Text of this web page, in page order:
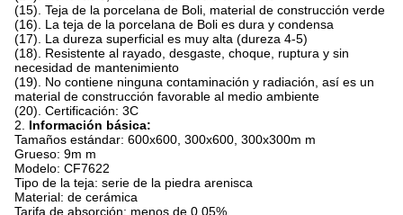
(15). Teja de la porcelana de Boli, material de construcción verde
(16). La teja de la porcelana de Boli es dura y condensa
(17). La dureza superficial es muy alta (dureza 4-5)
(18). Resistente al rayado, desgaste, choque, ruptura y sin
necesidad de mantenimiento
(19). No contiene ninguna contaminación y radiación, así es un
material de construcción favorable al medio ambiente
(20). Certificación: 3C
2. Información básica:
Tamaños estándar: 600x600, 300x600, 300x300m m
Grueso: 9m m
Modelo: CF7622
Tipo de la teja: serie de la piedra arenisca
Material: de cerámica
Tarifa de absorción: menos de 0,05%